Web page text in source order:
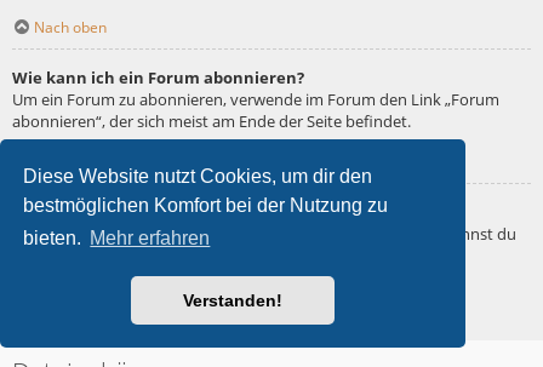
Diese Website nutzt Cookies, um dir den
bestmöglichen Komfort bei der Nutzung zu
bieten. Mehr erfahren
Verstanden!
Nach oben
Wie kann ich ein Forum abonnieren?
Um ein Forum zu abonnieren, verwende im Forum den Link „Forum
abonnieren“, der sich meist am Ende der Seite befindet.
Wie deaktiviere ich meine Abonnements?
Wenn du mehrere Abonnements deaktivieren möchtest, so kannst du
verwalten“ machen.